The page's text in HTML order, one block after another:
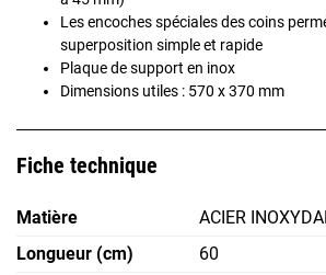
Les encoches spéciales des coins
superposition simple et rapide
Plaque de support en inox
Dimensions utiles : 570 x 370 mm
Fiche technique
Matière
ACIER
Longueur (cm)
60